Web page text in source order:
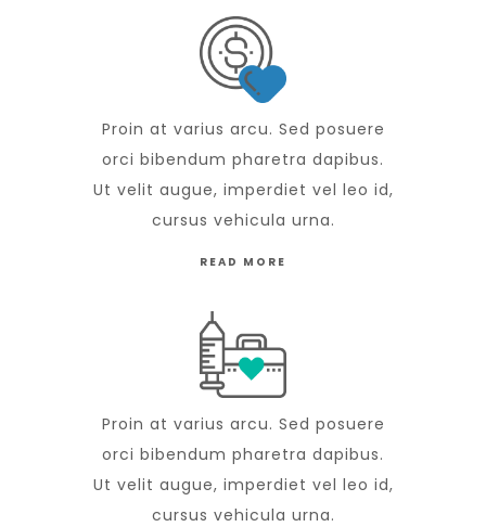
Proin at varius arcu. Sed posuere
orci bibendum pharetra dapibus.
Ut velit augue, imperdiet vel leo id,
cursus vehicula urna.
READ MORE
Proin at varius arcu. Sed posuere
orci bibendum pharetra dapibus.
Ut velit augue, imperdiet vel leo id,
cursus vehicula urna.